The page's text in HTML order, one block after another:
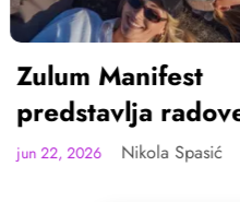
Manifest
radove
finalista u
2026 Nikola Spasić